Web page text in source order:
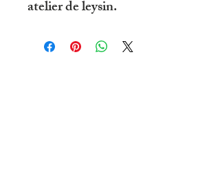
atelier de leysin.